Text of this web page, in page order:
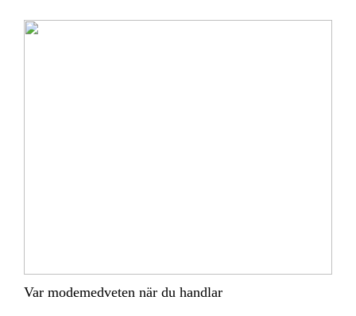
Var modemedveten när du handlar